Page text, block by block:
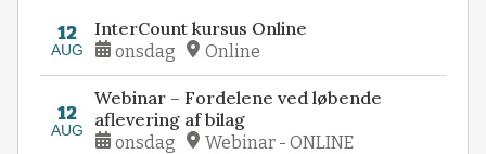
12
AUG
InterCount kursus Online
onsdag Online
12
AUG
Webinar – Fordelene ved løbende
aflevering af bilag
onsdag Webinar - ONLINE